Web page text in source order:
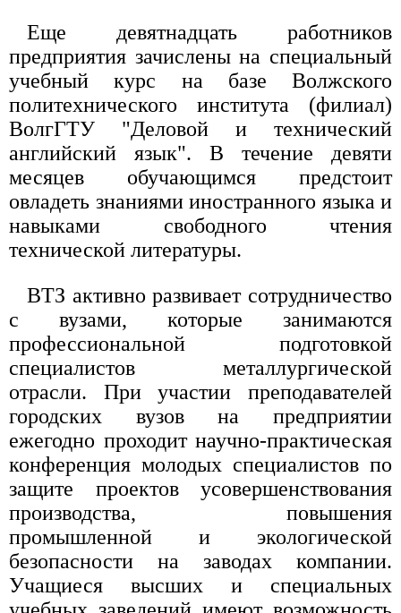
Еще девятнадцать работников
предприятия зачислены на специальный
учебный курс на базе Волжского
политехнического института (филиал)
ВолгГТУ "Деловой и технический
английский язык". В течение девяти
месяцев обучающимся предстоит
овладеть знаниями иностранного языка и
навыками свободного чтения
технической литературы.
ВТЗ активно развивает сотрудничество
с вузами, которые занимаются
профессиональной подготовкой
специалистов металлургической
отрасли. При участии преподавателей
городских вузов на предприятии
ежегодно проходит научно-практическая
конференция молодых специалистов по
защите проектов усовершенствования
производства, повышения
промышленной и экологической
безопасности на заводах компании.
Учащиеся высших и специальных